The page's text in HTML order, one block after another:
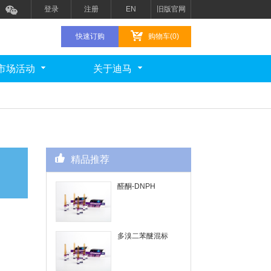
旧版官网
EN
注册
登录
快速订购 购物车(0)
场活动 关于迪马
精品推荐
醛酮-DNPH
多溴二苯醚混标